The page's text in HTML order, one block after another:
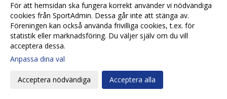
”Julle” hyllades för 200 matcher 2023-06-06 16:03
Eskils besegrade Eskils med 5-0 2023-06-06 16:00
Eskils mot Eskils ännu en gång 2023-06-06 00:30
Tuff match väntar mot seriefavorit
För att hemsidan ska fungera korrekt använder vi nödvändiga
cookies från SportAdmin. Dessa går inte att stänga av.
Föreningen kan också använda frivilliga cookies, t.ex. för
statistik eller marknadsföring. Du väljer själv om du vill
acceptera dessa.
Anpassa dina val
Acceptera nödvändiga Acceptera alla